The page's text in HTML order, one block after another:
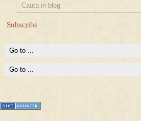
Subscribe
Prima mea carte publicata (Nemira)
Averea Presedintelui: prima lucrare
conturi secrete ale Securitatii.